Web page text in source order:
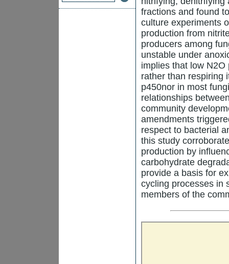
fractions and found
culture experiments
production from
producers among
unstable under
implies that low
rather than respiring
p450nor in most
relationships
community
amendments
respect to bacterial
this study
production by
carbohydrate
provide a basis for
cycling processes in
members of the